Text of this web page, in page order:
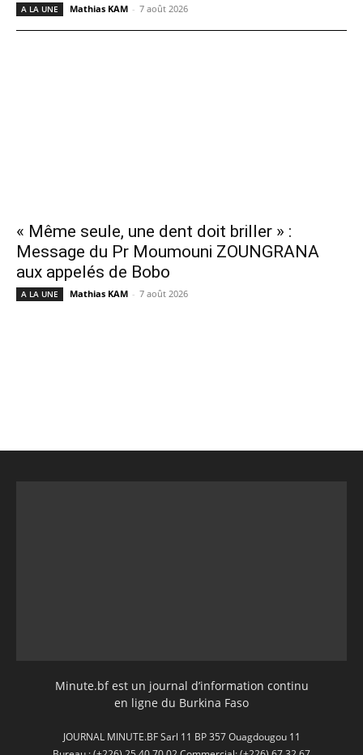
A LA UNE Mathias KAM - 7 août 2026
« Même seule, une dent doit briller » :
Message du Pr Moumouni ZOUNGRANA
aux appelés de Bobo
A LA UNE Mathias KAM - 7 août 2026
Minute.bf est un journal d’information continu
en ligne du Burkina Faso
JOURNAL MINUTE.BF Sarl 11 BP 357 Ouagdougou 11